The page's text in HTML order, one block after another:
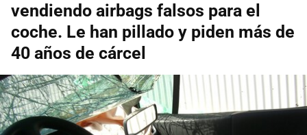
vendiendo airbags falsos para el
coche. Le han pillado y piden más de
40 años de cárcel